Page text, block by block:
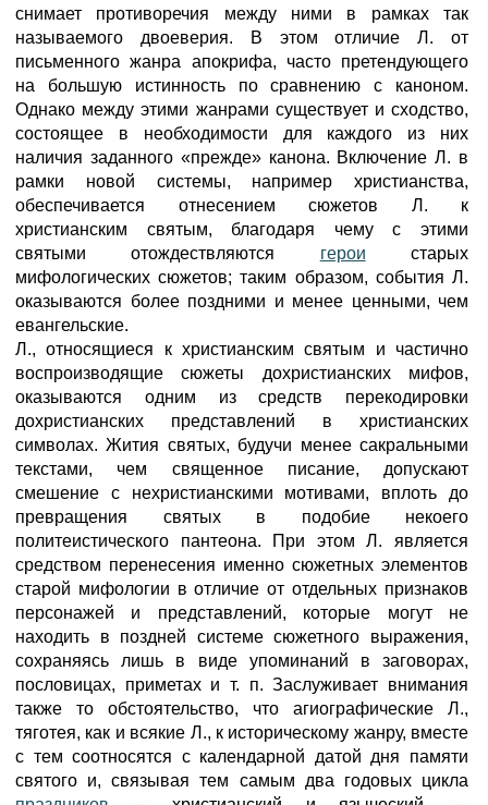
снимает противоречия между ними в рамках так
называемого двоеверия. В этом отличие Л. от
письменного жанра апокрифа, часто претендующего
на большую истинность по сравнению с каноном.
Однако между этими жанрами существует и сходство,
состоящее в необходимости для каждого из них
наличия заданного «прежде» канона. Включение Л. в
рамки новой системы, например христианства,
обеспечивается отнесением сюжетов Л. к
христианским святым, благодаря чему с этими
святыми отождествляются герои старых
мифологических сюжетов; таким образом, события Л.
оказываются более поздними и менее ценными, чем
евангельские.
Л., относящиеся к христианским святым и частично
воспроизводящие сюжеты дохристианских мифов,
оказываются одним из средств перекодировки
дохристианских представлений в христианских
символах. Жития святых, будучи менее сакральными
текстами, чем священное писание, допускают
смешение с нехристианскими мотивами, вплоть до
превращения святых в подобие некоего
политеистического пантеона. При этом Л. является
средством перенесения именно сюжетных элементов
старой мифологии в отличие от отдельных признаков
персонажей и представлений, которые могут не
находить в поздней системе сюжетного выражения,
сохраняясь лишь в виде упоминаний в заговорах,
пословицах, приметах и т. п. Заслуживает внимания
также то обстоятельство, что агиографические Л.,
тяготея, как и всякие Л., к историческому жанру, вместе
с тем соотносятся с календарной датой дня памяти
святого и, связывая тем самым два годовых цикла